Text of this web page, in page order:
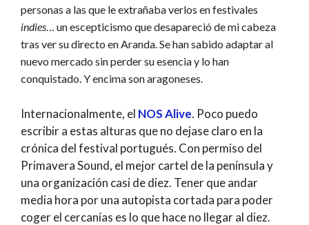
personas a las que le extrañaba verlos en festivales
indies… un escepticismo que desapareció de mi cabeza
tras ver su directo en Aranda. Se han sabido adaptar al
nuevo mercado sin perder su esencia y lo han
conquistado. Y encima son aragoneses.
Internacionalmente, el NOS Alive. Poco puedo
escribir a estas alturas que no dejase claro en la
crónica del festival portugués. Con permiso del
Primavera Sound, el mejor cartel de la península y
una organización casi de diez. Tener que andar
media hora por una autopista cortada para poder
coger el cercanías es lo que hace no llegar al diez.